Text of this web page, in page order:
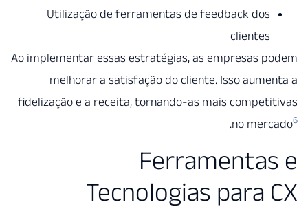
Utilização de ferramentas de feedback dos
clientes
Ao implementar essas estratégias, as empresas
melhorar a satisfação do cliente. Isso
fidelização e a receita, tornando-as mais
no
.
Tecnologias para